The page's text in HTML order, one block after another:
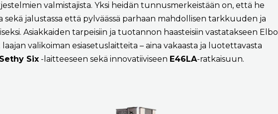
valmistajista. Yksi heidän tunnusmerkeistään on, että he
jalustassa että pylväässä parhaan mahdollisen tarkkuuden ja
Asiakkaiden tarpeisiin ja tuotannon haasteisiin vastatakseen Elbo
valikoiman esiasetuslaitteita – aina vakaasta ja luotettavasta
Sethy Six -laitteeseen sekä innovatiiviseen E46LA-ratkaisuun.